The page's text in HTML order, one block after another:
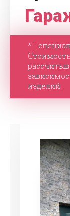
* -
изделий.